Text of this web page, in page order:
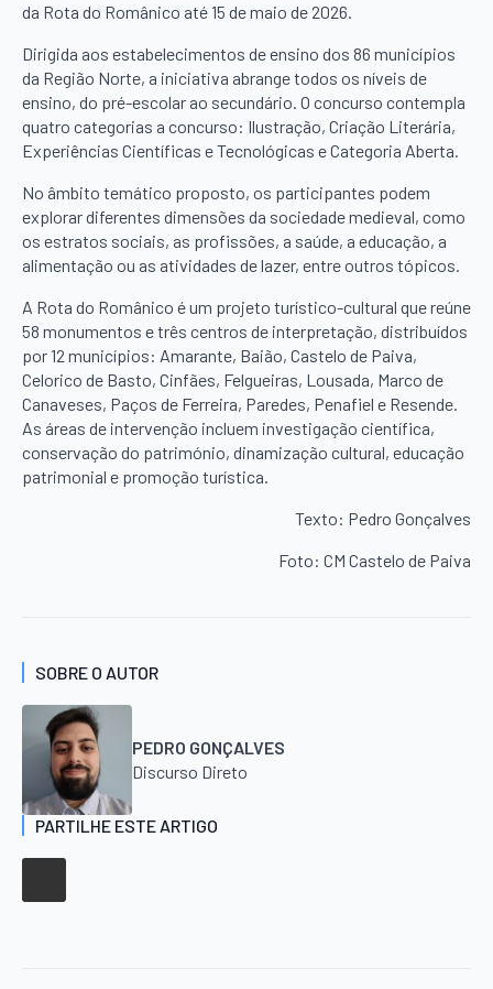
da Rota do Românico até 15 de maio de 2026.
Dirigida aos estabelecimentos de ensino dos 86 municípios
da Região Norte, a iniciativa abrange todos os níveis de
ensino, do pré-escolar ao secundário. O concurso contempla
quatro categorias a concurso: Ilustração, Criação Literária,
Experiências Científicas e Tecnológicas e Categoria Aberta.
No âmbito temático proposto, os participantes podem
explorar diferentes dimensões da sociedade medieval, como
os estratos sociais, as profissões, a saúde, a educação, a
alimentação ou as atividades de lazer, entre outros tópicos.
A Rota do Românico é um projeto turístico-cultural que reúne
58 monumentos e três centros de interpretação, distribuídos
por 12 municípios: Amarante, Baião, Castelo de Paiva,
Celorico de Basto, Cinfães, Felgueiras, Lousada, Marco de
Canaveses, Paços de Ferreira, Paredes, Penafiel e Resende.
As áreas de intervenção incluem investigação científica,
conservação do património, dinamização cultural, educação
patrimonial e promoção turística.
Texto: Pedro Gonçalves
Foto: CM Castelo de Paiva
SOBRE O AUTOR
PEDRO GONÇALVES
Discurso Direto
PARTILHE ESTE ARTIGO